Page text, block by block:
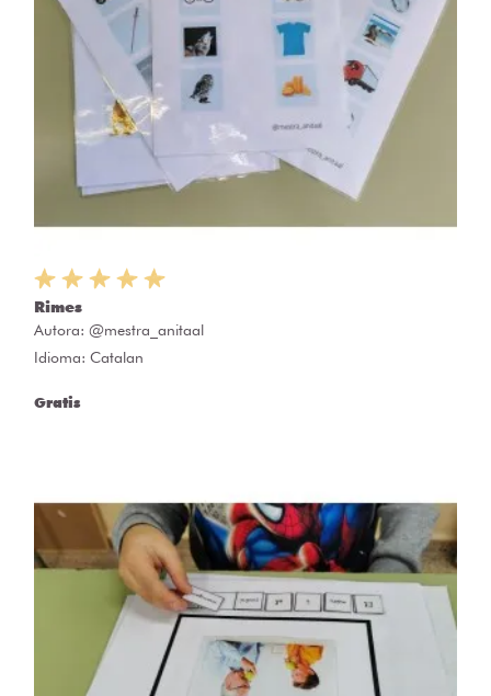
Rimes
Autora: @mestra_anitaal
Idioma: Catalan
Gratis